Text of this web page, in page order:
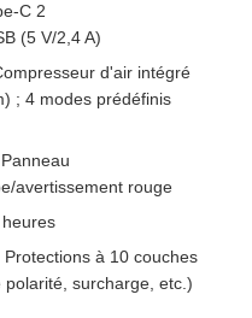
C 2
(5 V/2,4 A)
d'air intégré
; 4 modes prédéfinis
avertissement rouge
Protections à 10 couches
surcharge, etc.)